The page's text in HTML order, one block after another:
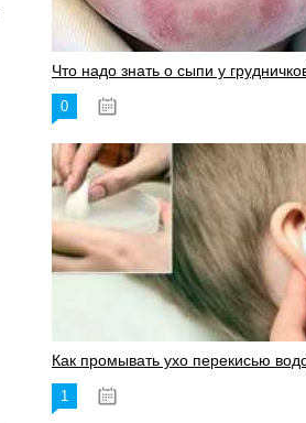
Что надо знать о сыпи у
0
Как промывать ухо перекисью
1